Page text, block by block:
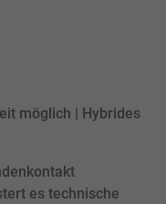
möglich | Hybrides
es technische